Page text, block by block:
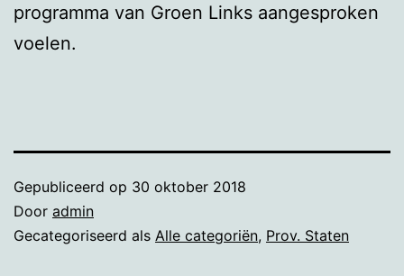
programma van Groen Links aangesproken
voelen.
Gepubliceerd op 30 oktober 2018
Door admin
Gecategoriseerd als Alle categoriën, Prov. Staten